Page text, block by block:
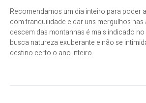
Recomendamos um dia inteiro para poder
com tranquilidade e dar uns mergulhos nas
descem das montanhas é mais indicado
busca natureza exuberante e não se
destino certo o ano inteiro.